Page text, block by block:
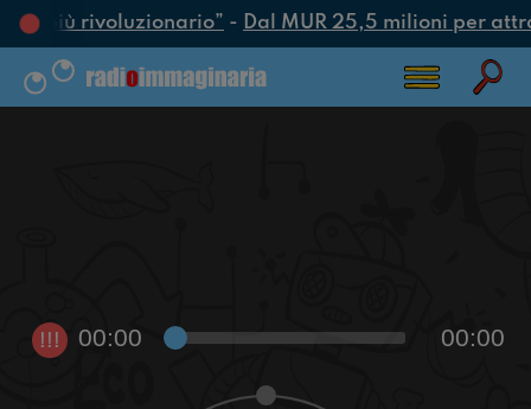
più rivoluzionario”- Dal MUR 25,5 milioni per
!!! 00:00 00:00